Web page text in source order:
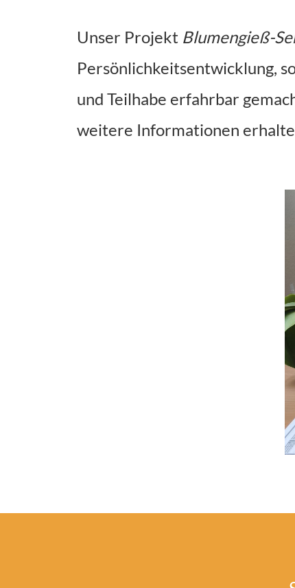
Unser Projekt Blumengieß-
Persönlichkeitsentwicklung,
und Teilhabe erfahrbar
weitere Informationen